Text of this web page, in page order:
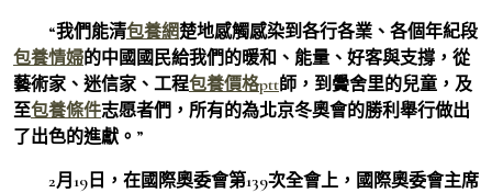
“我們能清包養網楚地感觸感染到各行各業、各個年紀段
包養情婦的中國國民給我們的暖和、能量、好客與支撐，從
藝術家、迷信家、工程包養價格ptt師，到黌舍里的兒童，及
至包養條件志愿者們，所有的為北京冬奧會的勝利舉行做出
了出色的進獻。”
2月19日，在國際奧委會第139次全會上，國際奧委會主席